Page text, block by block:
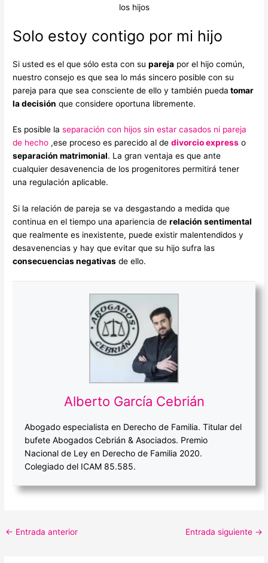
los hijos
Solo estoy contigo por mi hijo
Si usted es el que sólo esta con supareja por el hijo común,
nuestro consejo es que sea lo más sincero posible con su
pareja para que sea consciente de ello y también pueda tomar
la decisión que considere oportuna libremente.
Es posible laseparación con hijos sin estar casados ni pareja
de hecho ,ese proceso es parecido al dedivorcio express o
separación matrimonial. La gran ventaja es que ante
cualquier desavenencia de los progenitores permitirá tener
una regulación aplicable.
Si la relación de pareja se va desgastando a medida que
continua en el tiempo una apariencia derelación sentimental
que realmente es inexistente, puede existir malentendidos y
desavenencias y hay que evitar que su hijo sufra las
consecuencias negativas de ello.
Alberto García Cebrián
Abogado especialista en Derecho de Familia. Titular del
bufete Abogados Cebrián & Asociados. Premio
Nacional de Ley en Derecho de Familia 2020.
Colegiado del ICAM 85.585.
← Entrada anterior Entrada siguiente →